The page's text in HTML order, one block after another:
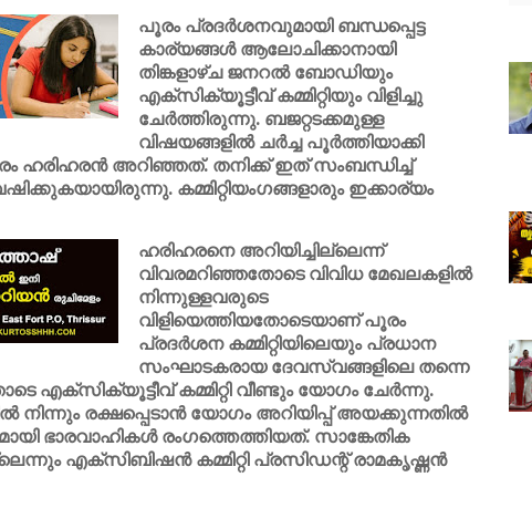
പൂരം പ്രദർശനവുമായി ബന്ധപ്പെട്ട
കാര്യങ്ങൾ ആലോചിക്കാനായി
തിങ്കളാഴ്ച ജനറൽ ബോഡിയും
എക്സിക്യൂട്ടീവ് കമ്മിറ്റിയും വിളിച്ചു
ചേർത്തിരുന്നു. ബജറ്റടക്കമുള്ള
വിഷയങ്ങളിൽ ചർച്ച പൂർത്തിയാക്കി
ഹരിഹരൻ അറിഞ്ഞത്. തനിക്ക് ഇത് സംബന്ധിച്ച്
കമ്മിറ്റിയംഗങ്ങളാരും ഇക്കാര്യം
ഹരിഹരനെ അറിയിച്ചില്ലെന്ന്
വിവരമറിഞ്ഞതോടെ വിവിധ മേഖലകളിൽ
നിന്നുള്ളവരുടെ
വിളിയെത്തിയതോടെയാണ് പൂരം
പ്രദർശന കമ്മിറ്റിയിലെയും പ്രധാന
സംഘാടകരായ ദേവസ്വങ്ങളിലെ തന്നെ
എക്സിക്യൂട്ടീവ് കമ്മിറ്റി വീണ്ടും യോഗം ചേർന്നു.
നിന്നും രക്ഷപ്പെടാൻ യോഗം അറിയിപ്പ് അയക്കുന്നതിൽ
ഭാരവാഹികൾ രംഗത്തെത്തിയത്. സാങ്കേതിക
എക്സിബിഷൻ കമ്മിറ്റി പ്രസിഡന്റ് രാമകൃഷ്ണൻ